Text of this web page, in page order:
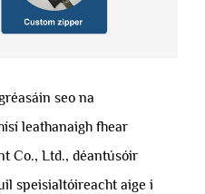
seo na
leathanaigh fhear
Co., Ltd., déantúsóir
speisialtóireacht aige i